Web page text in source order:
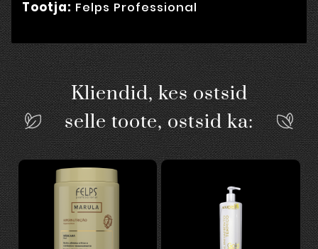
Tootja: Felps Professional
Kliendid, kes ostsid
selle toote, ostsid ka: